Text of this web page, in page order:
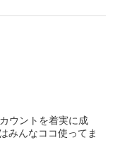
ウントを着実に成
みんなココ使ってま